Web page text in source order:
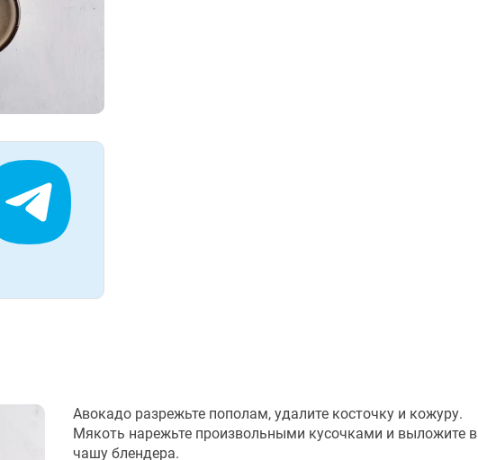
Авокадо разрежьте пополам, удалите косточку и кожуру.
Мякоть нарежьте произвольными кусочками и выложите в
чашу блендера.